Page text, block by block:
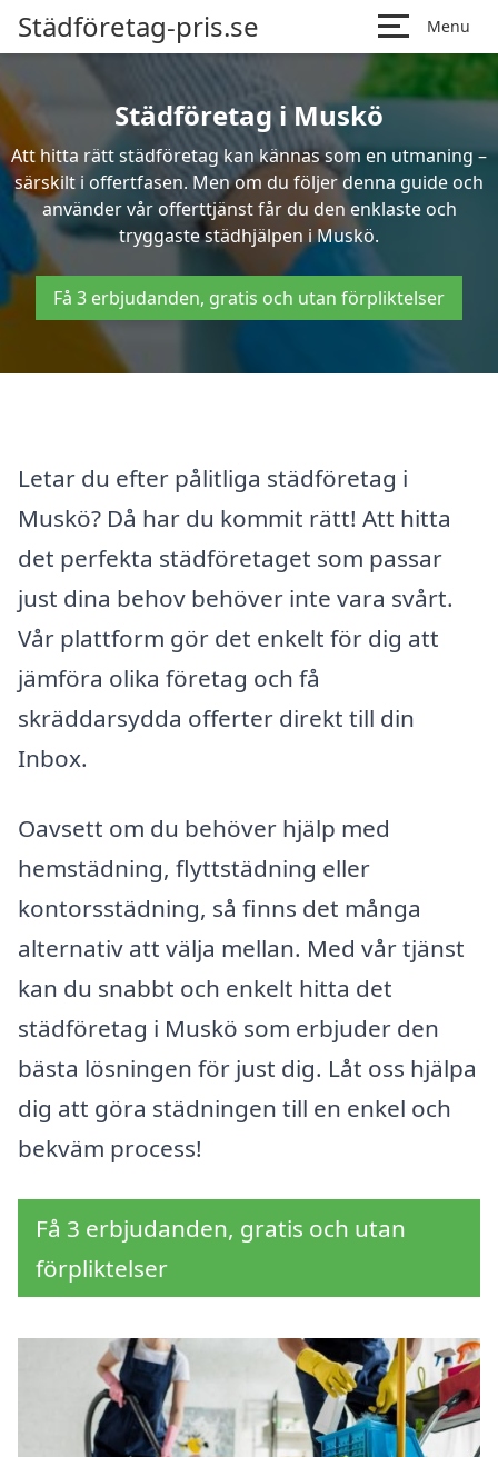
Städföretag-pris.se Menu
Städföretag i Muskö
Att hitta rätt städföretag kan kännas som en utmaning –
särskilt i offertfasen. Men om du följer denna guide och
använder vår offerttjänst får du den enklaste och
tryggaste städhjälpen i Muskö.
Få 3 erbjudanden, gratis och utan förpliktelser
Letar du efter pålitliga städföretag i
Muskö? Då har du kommit rätt! Att hitta
det perfekta städföretaget som passar
just dina behov behöver inte vara svårt.
Vår plattform gör det enkelt för dig att
jämföra olika företag och få
skräddarsydda offerter direkt till din
Inbox.
Oavsett om du behöver hjälp med
hemstädning, flyttstädning eller
kontorsstädning, så finns det många
alternativ att välja mellan. Med vår tjänst
kan du snabbt och enkelt hitta det
städföretag i Muskö som erbjuder den
bästa lösningen för just dig. Låt oss hjälpa
dig att göra städningen till en enkel och
bekväm process!
Få 3 erbjudanden, gratis och utan
förpliktelser